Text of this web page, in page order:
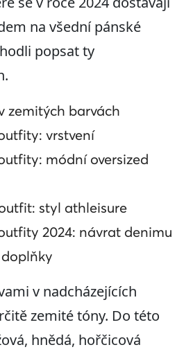
na všední pánské
popsat ty
zemitých barvách
vrstvení
módní oversized
styl athleisure
2024: návrat denimu
v nadcházejících
zemité tóny. Do této
hnědá, hořčicová